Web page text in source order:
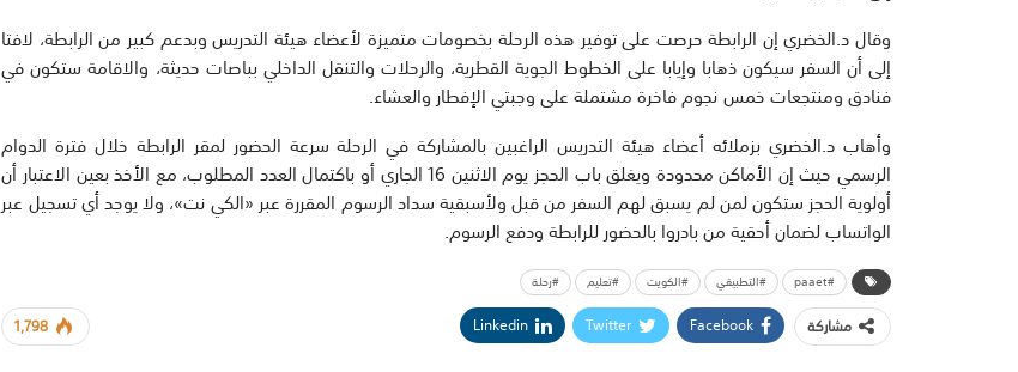
وقال د.الخضري إن الرابطة حرصت على توفير هذه الرحلة بخصومات متميزة لأعضاء هيئة التدريس وبدعم كبير من الرابطة، لافتا
إلى أن السفر سيكون ذهابا وإيابا على الخطوط الجوية القطرية، والرحلات والتنقل الداخلي بباصات حديثة، والاقامة ستكون في
فنادق ومنتجعات خمس نجوم فاخرة مشتملة على وجبتي الإفطار والعشاء.
وأهاب د.الخضري بزملائه أعضاء هيئة التدريس الراغبين بالمشاركة في الرحلة سرعة الحضور لمقر الرابطة خلال فترة الدوام
الرسمي حيث إن الأماكن محدودة ويغلق باب الحجز يوم الاثنين 16 الجاري أو باكتمال العدد المطلوب، مع الأخذ بعين الاعتبار أن
أولوية الحجز ستكون لمن لم يسبق لهم السفر من قبل ولأسبقية سداد الرسوم المقررة عبر «الكي نت»، ولا يوجد أي تسجيل عبر
الواتساب لضمان أحقية من بادروا بالحضور للرابطة ودفع الرسوم.
#paaet #التطبيقي #الكويت #تعليم #رحلة
1,798 مشاركة Facebook
Twitter
Linkedin